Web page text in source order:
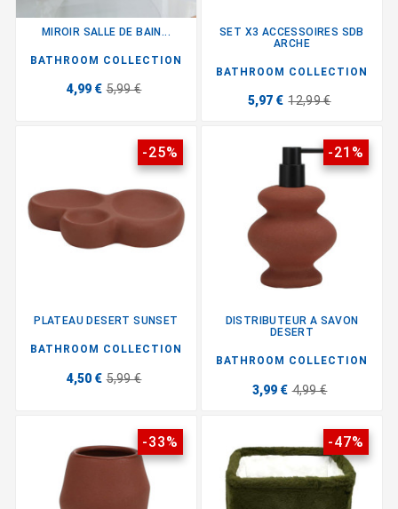
MIROIR SALLE DE BAIN...
BATHROOM COLLECTION
4,99 € 5,99 €
SET X3 ACCESSOIRES SDB
ARCHE
BATHROOM COLLECTION
5,97 € 12,99 €
-25%
PLATEAU DESERT SUNSET
BATHROOM COLLECTION
4,50 € 5,99 €
-21%
DISTRIBUTEUR A SAVON
DESERT
BATHROOM COLLECTION
3,99 € 4,99 €
-33% -47%